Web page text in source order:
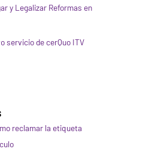
y Legalizar Reformas en
servicio de cerQuo ITV
reclamar la etiqueta